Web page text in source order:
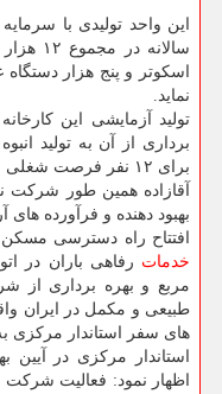
سالانه در مجموع ۱۲ هزار موتورسیکلت شامل هفت هزار
اسکوتر و پنج هزار
نماید.
تولید آزمایشی این
برداری از آن به تولید
برای ۱۲ نفر فرصت شغلی مستقیم ایجاد کند.
آقازاده همین طور شرکت
بهبود دهنده و فرآورده های
افتتاح راه دسترسی مسکن
خدمات رفاهی باران در
مربع و بهره برداری از
طبیعی و مکمل در ایران
های سفر استاندار مرکزی
استاندار مرکزی در
اظهار نمود: فعالیت شرکت